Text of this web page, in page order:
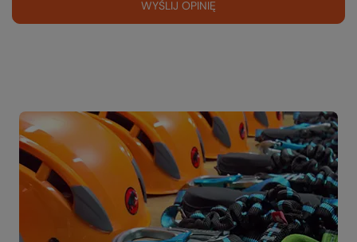
WYŚLIJ OPINIĘ